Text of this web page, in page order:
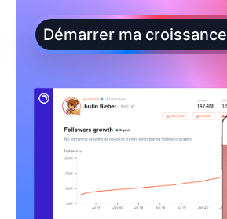
Démarrer ma croissance